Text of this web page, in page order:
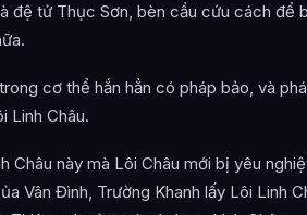
đệ tử Thục Sơn, bèn cầu cứu cách để
cơ thể hắn hẳn có pháp bảo, và
Linh Châu.
Châu này mà Lôi Châu mới bị yêu
Vân Đình, Trường Khanh lấy Lôi Linh